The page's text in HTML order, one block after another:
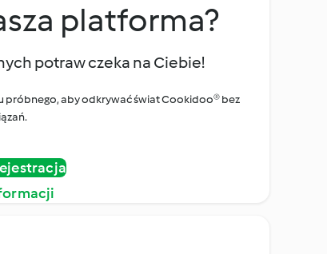
platforma?
potraw czeka na Ciebie!
próbnego, aby odkrywać świat Cookidoo® bez